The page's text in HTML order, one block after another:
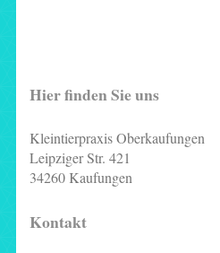
Hier finden Sie uns
Kleintierpraxis Oberkaufungen
Leipziger Str. 421
34260 Kaufungen
Kontakt